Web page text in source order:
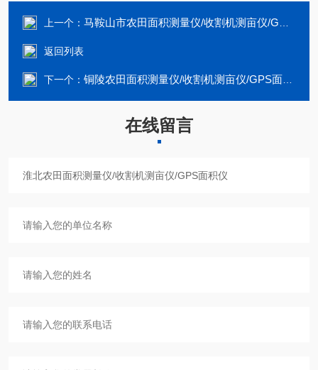
上一个： 马鞍山市农田面积测量仪/收割机测亩仪/GPS面积仪
返回列表
下一个： 铜陵农田面积测量仪/收割机测亩仪/GPS面积仪
在线留言